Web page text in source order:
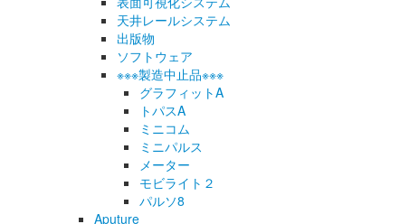
天井レールシステム
出版物
ソフトウェア
※※※製造中止品※※※
グラフィットA
トパスA
ミニコム
ミニパルス
メーター
モビライト２
パルソ8
Aputure